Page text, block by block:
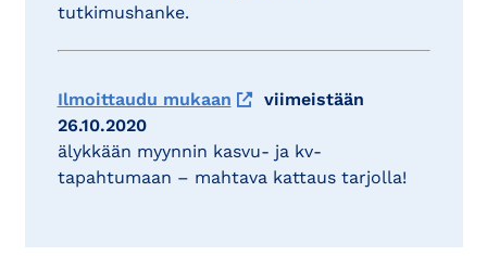
tutkimushanke.
Ilmoittaudu mukaan
viimeistään
26.10.2020
älykkään myynnin kasvu- ja kv-
tapahtumaan – mahtava kattaus tarjolla!